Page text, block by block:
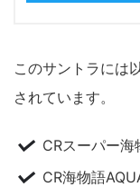
このサントラには
されています。
CRスーパー海
CR海物語